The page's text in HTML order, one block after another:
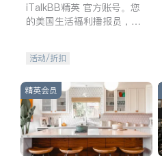
iTalkBB精英 官方账号。您
的美国生活福利播报员，精
专属福利。
活动/折扣
精英会员